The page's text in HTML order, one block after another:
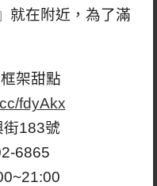
就在附近，為了滿
架甜點
fdyAkx
街183號
6865